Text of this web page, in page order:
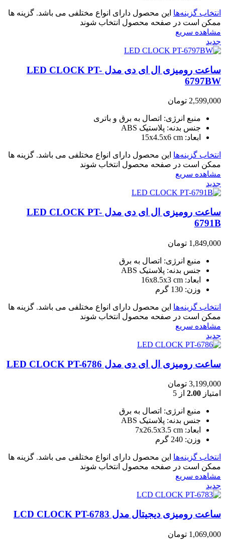
انتخاب گزینه‌ها این محصول دارای انواع مختلفی می باشد. گزینه ها
ممکن است در صفحه محصول انتخاب شوند
مشاهده سریع
جدید
ساعت رومیزی ال ای دی مدل LED CLOCK PT-
6797BW
2,599,000 تومان
منبع انرژی: اتصال به برق و باتری
جنس بدنه: پلاستیک ABS
ابعاد: 15x4.5x6 cm
انتخاب گزینه‌ها این محصول دارای انواع مختلفی می باشد. گزینه ها
ممکن است در صفحه محصول انتخاب شوند
مشاهده سریع
جدید
ساعت رومیزی ال ای دی مدل LED CLOCK PT-
6791B
1,849,000 تومان
منبع انرژی: اتصال به برق
جنس بدنه: پلاستیک ABS
ابعاد: 16x8.5x3 cm
وزن: 130 گرم
انتخاب گزینه‌ها این محصول دارای انواع مختلفی می باشد. گزینه ها
ممکن است در صفحه محصول انتخاب شوند
مشاهده سریع
جدید
ساعت رومیزی ال ای دی مدل LED CLOCK PT-6786
3,199,000 تومان
امتیاز 2.00 از 5
منبع انرژی: اتصال به برق
جنس بدنه: پلاستیک ABS
ابعاد: 7x26.5x3.5 cm
وزن: 240 گرم
انتخاب گزینه‌ها این محصول دارای انواع مختلفی می باشد. گزینه ها
ممکن است در صفحه محصول انتخاب شوند
مشاهده سریع
جدید
ساعت رومیزی دیجیتال مدل LCD CLOCK PT-6783
1,069,000 تومان